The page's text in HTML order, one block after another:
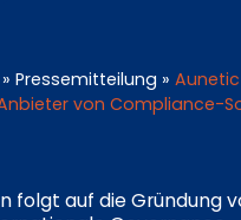
Investor Portal
» Pressemitteilung »
von Compliance-
folgt auf die Gründung